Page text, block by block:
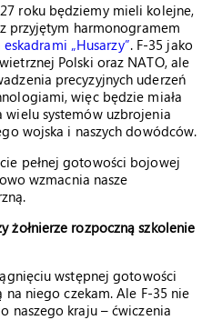
roku będziemy mieli kolejne,
przyjętym harmonogramem
„Husarzy”. F-35 jako
Polski oraz NATO, ale
precyzyjnych uderzeń
więc będzie miała
wielu systemów uzbrojenia
wojska i naszych dowódców.
pełnej gotowości bojowej
wzmacnia nasze
żołnierze rozpoczną szkolenie
wstępnej gotowości
niego czekam. Ale F-35 nie
naszego kraju – ćwiczenia